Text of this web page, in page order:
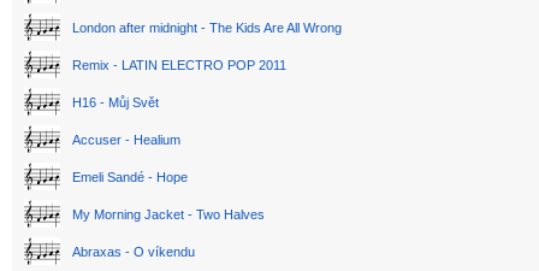
London after midnight - The Kids Are All Wrong
Remix - LATIN ELECTRO POP 2011
H16 - Můj Svět
Accuser - Healium
Emeli Sandé - Hope
My Morning Jacket - Two Halves
Abraxas - O víkendu